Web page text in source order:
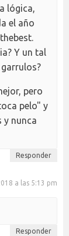
lógica,
el año
Y un tal
pero
pelo" y
y nunca
Responder
a las 5:13 pm
Responder